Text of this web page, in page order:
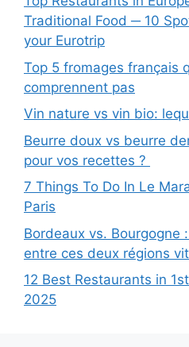
Traditional Food ─ 10
your Eurotrip
Top 5 fromages français
comprennent pas
Vin nature vs vin bio:
Beurre doux vs beurre
pour vos recettes ?
7 Things To Do In Le
Paris
Bordeaux vs. Bourgogne
entre ces deux régions
12 Best Restaurants in
2025